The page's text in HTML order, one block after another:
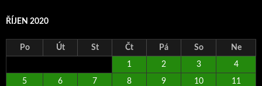
ŘÍJEN 2020
Po Út St Čt Pá So Ne
1 2 3 4
5 6 7 8 9 10 11